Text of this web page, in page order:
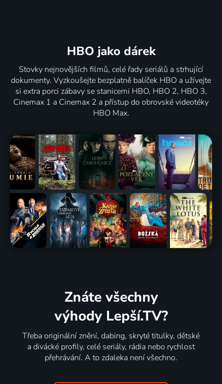
HBO jako dárek
Stovky nejnovějších filmů, celé řady seriálů a strhující
dokumenty. Vyzkoušejte bezplatně balíček HBO a užívejte
si extra porci zábavy se stanicemi HBO, HBO 2, HBO 3,
Cinemax 1 a Cinemax 2 a přístup do obrovské videotéky
HBO Max.
Znáte všechny
výhody Lepší.TV?
Třeba originální znění, dabing, skryté titulky, dětské
a divácké profily, celé seriály, rádia nebo rychlost
přehrávání. A to zdaleka není všechno.